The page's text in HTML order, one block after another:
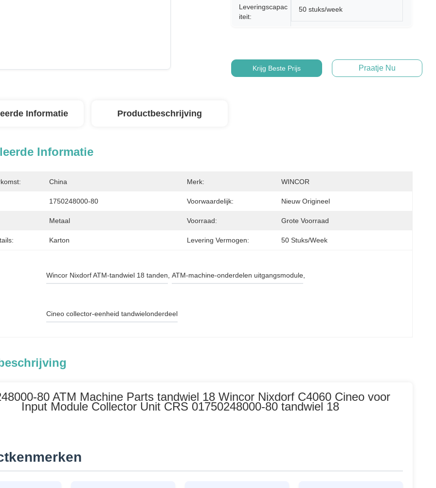
Leveringscapac
Iteit:
50 stuks/week
Krijg Beste Prijs Praatje Nu
Informatie Productbeschrijving
Informatie
China Merk: WINCOR
1750248000-80 Voorwaardelijk: Nieuw Origineel
Metaal Voorraad: Grote Voorraad
Karton Levering Vermogen: 50 Stuks/week
Wincor Nixdorf ATM-tandwiel 18 tanden , ATM-machine-onderdelen uitgangsmodule
Cineo collector-eenheid tandwielonderdeel
80 ATM Machine Parts tandwiel 18 Wincor Nixdorf C4060 Cineo voor
Input Module Collector Unit CRS 01750248000-80 tandwiel 18